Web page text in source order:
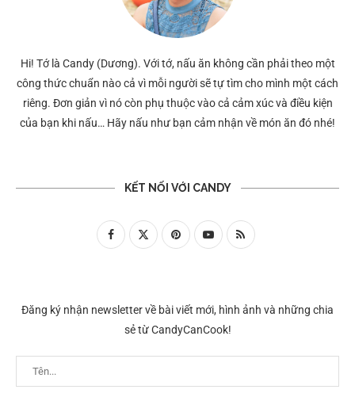
Hi! Tớ là Candy (Dương). Với tớ, nấu ăn không cần phải theo một
công thức chuẩn nào cả vì mỗi người sẽ tự tìm cho mình một cách
riêng. Đơn giản vì nó còn phụ thuộc vào cả cảm xúc và điều kiện
của bạn khi nấu… Hãy nấu như bạn cảm nhận về món ăn đó nhé!
KẾT NỐI VỚI CANDY
Đăng ký nhận newsletter về bài viết mới, hình ảnh và những chia
sẻ từ CandyCanCook!